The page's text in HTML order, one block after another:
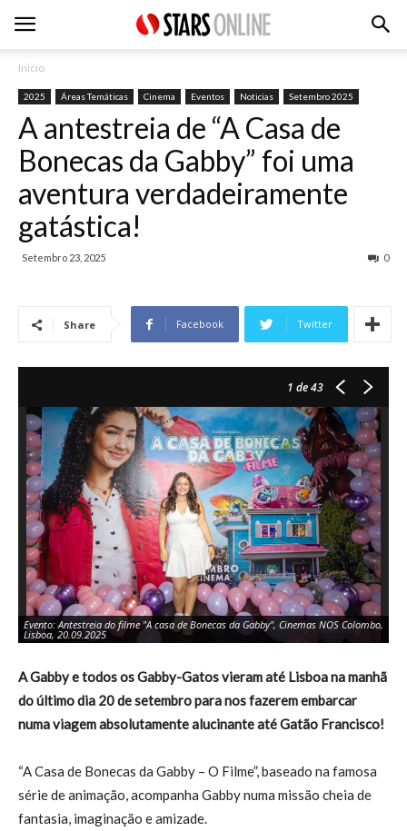
Inicio
2025 Áreas Temáticas Cinema Eventos Noticias Setembro 2025
A antestreia de “A Casa de
Bonecas da Gabby” foi uma
aventura verdadeiramente
gatástica!
Setembro 23, 2025 0
Share Facebook Twitter
1 de 43
Evento: Antestreia do filme "A casa de Bonecas da Gabby", Cinemas NOS Colombo,
Lisboa, 20.09.2025
A Gabby e todos os Gabby-Gatos vieram até Lisboa na manhã
do último dia 20 de setembro para nos fazerem embarcar
numa viagem absolutamente alucinante até Gatão Francisco!
“A Casa de Bonecas da Gabby – O Filme”, baseado na famosa
série de animação, acompanha Gabby numa missão cheia de
fantasia, imaginação e amizade.